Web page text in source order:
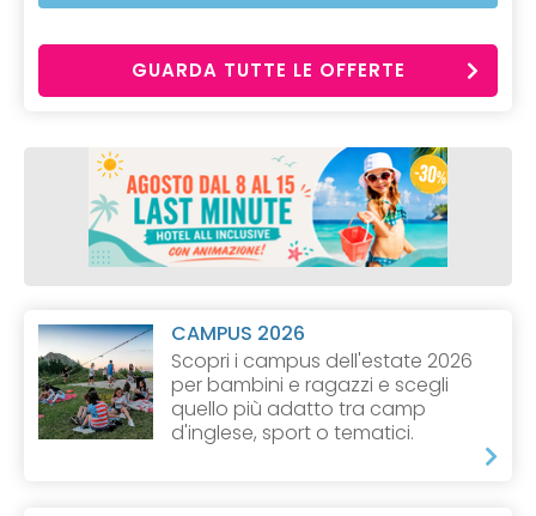
GUARDA TUTTE LE OFFERTE
CAMPUS 2026
Scopri i campus dell'estate 2026
per bambini e ragazzi e scegli
quello più adatto tra camp
d'inglese, sport o tematici.